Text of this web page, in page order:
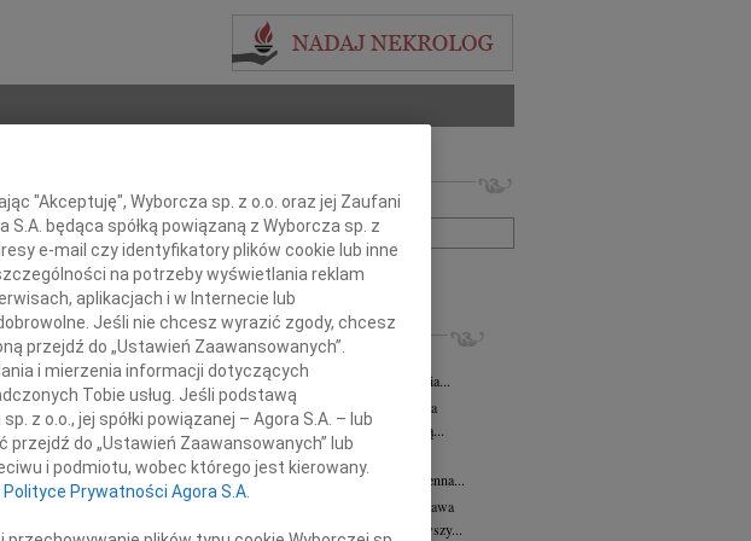
Imię i nazwisko lub numer ogłoszenia:
+ szukanie zaawansowane
INNE NEKROLOGI
Asia Kułakowska 07.08.2026
Asia Kułakowska 8 czerwca 1984 - 9 sierpnia...
Małgorzata Kościelska
Warszawa
Z żalem żegnam prof. Małgorzatę Kościelską...
Janusz Goetze
07.08.2026
Janusz Goetze adwokat 9 lat bez Ciebie Bożenna...
Wacława Stec-Myśliwska
Warszawa
W dniu 4 sierpnia 2026 roku zmarła przeżywszy...
"Akceptuję", Wyborcza sp. z o.o. oraz jej Zaufani
będąca spółką powiązaną z Wyborcza sp. z
e-mail czy identyfikatory plików cookie lub inne
na potrzeby wyświetlania reklam
aplikacjach i w Internecie lub
Jeśli nie chcesz wyrazić zgody, chcesz
przejdź do „Ustawień Zaawansowanych”.
i mierzenia informacji dotyczących
Tobie usług. Jeśli podstawą
z o.o., jej spółki powiązanej – Agora S.A. – lub
do „Ustawień Zaawansowanych” lub
i podmiotu, wobec którego jest kierowany.
Polityce Prywatności Agora S.A.